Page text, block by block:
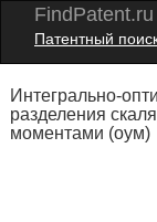
FindPatent.ru
Патентный
Интегрально-
разделения
моментами (оум)